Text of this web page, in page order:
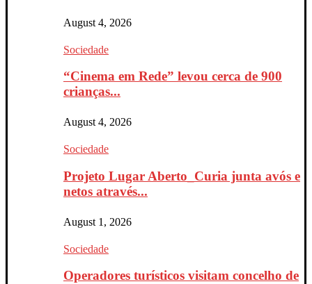
August 4, 2026
Sociedade
“Cinema em Rede” levou cerca de 900
crianças...
August 4, 2026
Sociedade
Projeto Lugar Aberto_Curia junta avós e
netos através...
August 1, 2026
Sociedade
Operadores turísticos visitam concelho de